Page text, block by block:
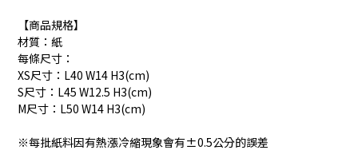
【商品規格】
材質：紙
每條尺寸：
XS尺寸：L40 W14 H3(cm)
S尺寸：L45 W12.5 H3(cm)
M尺寸：L50 W14 H3(cm)
※每批紙料因有熱漲冷縮現象會有±0.5公分的誤差